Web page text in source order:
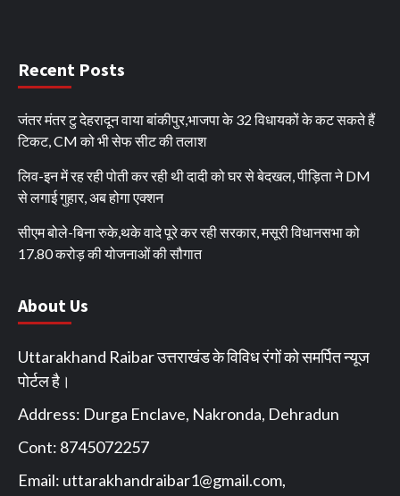
Recent Posts
जंतर मंतर टु देहरादून वाया बांकीपुर,भाजपा के 32 विधायकों के कट सकते हैं
टिकट, CM को भी सेफ सीट की तलाश
लिव-इन में रह रही पोती कर रही थी दादी को घर से बेदखल, पीड़िता ने DM
से लगाई गुहार, अब होगा एक्शन
सीएम बोले-बिना रुके,थके वादे पूरे कर रही सरकार, मसूरी विधानसभा को
17.80 करोड़ की योजनाओं की सौगात
About Us
Uttarakhand Raibar उत्तराखंड के विविध रंगों को समर्पित न्यूज
पोर्टल है।
Address: Durga Enclave, Nakronda, Dehradun
Cont: 8745072257
Email: uttarakhandraibar1@gmail.com,